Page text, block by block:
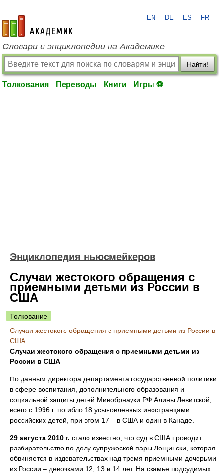
academic.ru
EN DE ES FR
Словари и энциклопедии на Академике
Найти!
Толкования Переводы Книги Игры ⚽
Энциклопедия ньюсмейкеров
Случаи жестокого обращения с
приемными детьми из России в
США
Толкование
Случаи жестокого обращения с приемными детьми из России в
США
Случаи жестокого обращения с приемными детьми из
России в США
По данным директора департамента государственной политики
в сфере воспитания, дополнительного образования и
социальной защиты детей Минобрнауки РФ Алины Левитской,
всего с 1996 г. погибло 18 усыновленных иностранцами
российских детей, при этом 17 – в США и один в Канаде.
29 августа 2010 г. стало известно, что суд в США проводит
разбирательство по делу супружеской пары Лещински, которая
обвиняется в издевательствах над тремя приемными дочерьми
из России – девочками 12, 13 и 14 лет. На скамье подсудимых